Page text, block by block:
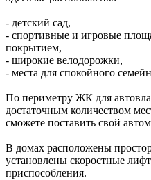
- детский сад,
- спортивные и игровые
покрытием,
- широкие велодорожки,
- места для спокойного
По периметру ЖК для
достаточным количеством
сможете поставить свой
В домах расположены
установлены скоростные
приспособления.